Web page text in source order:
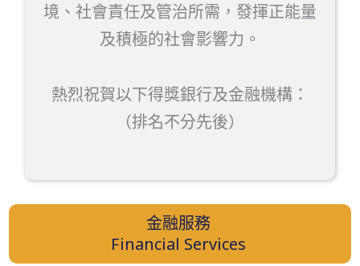
境、社會責任及管治所需，發揮正能量
及積極的社會影響力。
熱烈祝賀以下得獎銀行及金融機構：
（排名不分先後）
金融服務
Financial Services